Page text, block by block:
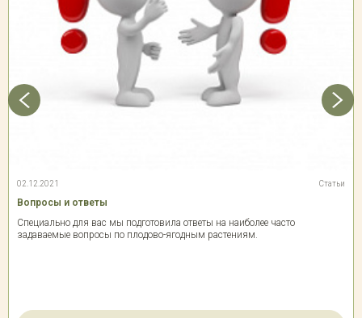
02.12.2021 Статьи
Вопросы и ответы
Специально для вас мы подготовила ответы на наиболее часто
задаваемые вопросы по плодово-ягодным растениям.